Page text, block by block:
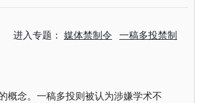
进入专题： 媒体禁制令 一稿多投禁制
概念。一稿多投则被认为涉嫌学术不